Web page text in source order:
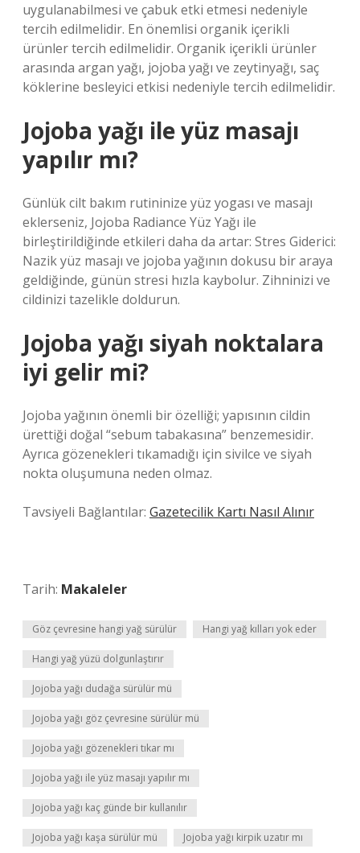
uygulanabilmesi ve çabuk etki etmesi nedeniyle
tercih edilmelidir. En önemlisi organik içerikli
ürünler tercih edilmelidir. Organik içerikli ürünler
arasında argan yağı, jojoba yağı ve zeytinyağı, saç
köklerine besleyici etkisi nedeniyle tercih edilmelidir.
Jojoba yağı ile yüz masajı
yapılır mı?
Günlük cilt bakım rutininize yüz yogası ve masajı
eklerseniz, Jojoba Radiance Yüz Yağı ile
birleştirildiğinde etkileri daha da artar: Stres Giderici:
Nazik yüz masajı ve jojoba yağının dokusu bir araya
geldiğinde, günün stresi hızla kaybolur. Zihninizi ve
cildinizi tazelikle doldurun.
Jojoba yağı siyah noktalara
iyi gelir mi?
Jojoba yağının önemli bir özelliği; yapısının cildin
ürettiği doğal “sebum tabakasına” benzemesidir.
Ayrıca gözenekleri tıkamadığı için sivilce ve siyah
nokta oluşumuna neden olmaz.
Tavsiyeli Bağlantılar: Gazetecilik Kartı Nasıl Alınır
Tarih: Makaleler
Göz çevresine hangi yağ sürülür Hangi yağ kılları yok eder
Hangi yağ yüzü dolgunlaştırır
Jojoba yağı dudağa sürülür mü
Jojoba yağı göz çevresine sürülür mü
Jojoba yağı gözenekleri tıkar mı
Jojoba yağı ile yüz masajı yapılır mı
Jojoba yağı kaç günde bir kullanılır
Jojoba yağı kaşa sürülür mü Jojoba yağı kirpik uzatır mı